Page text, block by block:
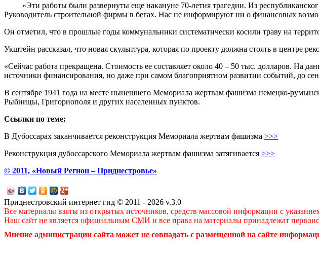
«Эти работы были развернуты еще накануне 70-летия трагедии. Из
Руководитель строительной фирмы в бегах. Нас не информируют ни о финансовых
Он отметил, что в прошлые годы коммунальники систематически косили траву на
Укштейн рассказал, что новая скульптура, которая по проекту должна стоять в центре
«Сейчас работа прекращена. Стоимость ее составляет около 40 – 50 тыс. долларов.
источники финансирования, но даже при самом благоприятном развитии событий, до
В сентябре 1941 года на месте нынешнего Мемориала жертвам фашизма немецко-
Рыбницы, Григориополя и других населенных пунктов.
Ссылки по теме:
В Дубоссарах заканчивается реконструкция Мемориала жертвам фашизма >>>
Реконструкция дубоссарского Мемориала жертвам фашизма затягивается >>>
© 2011, «Новый Регион – Приднестровье»
Приднестровский интернет гид © 2011 - 2026 v.3.0
Все материалы взяты из открытых источников, средств массовой информации с
Наш сайт не является официальным СМИ и все права на материалы принадлежат
Мнение администрации сайта может не совпадать с размещенной на сайте